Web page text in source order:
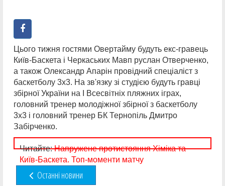
Цього тижня гостями Овертайму будуть екс-гравець
Київ-Баскета і Черкаських Мавп руслан Отверченко,
а також Олександр Апарін провідний спеціаліст з
баскетболу 3х3. На зв'язку зі студією будуть гравці
збірної України на І Всесвітніх пляжних іграх,
головний тренер молодіжної збірної з баскетболу
3х3 і головний тренер БК Тернопіль Дмитро
Забірченко.
Читайте: Напружене протистояння Хіміка та
Київ-Баскета. Топ-моменти матчу
Останні новини